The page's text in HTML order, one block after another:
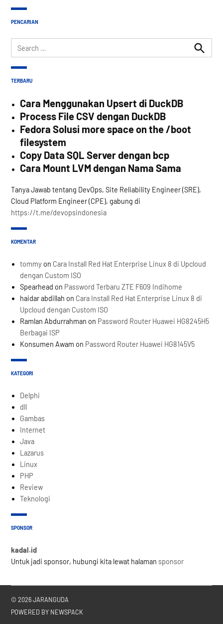
PENCARIAN
Search
for:
Search
TERBARU
Cara Menggunakan Upsert di DuckDB
Process File CSV dengan DuckDB
Fedora Solusi more space on the /boot
filesystem
Copy Data SQL Server dengan bcp
Cara Mount LVM dengan Nama Sama
Tanya Jawab tentang DevOps, Site Reliability Engineer (SRE),
Cloud Platform Engineer (CPE), gabung di
https://t.me/devopsindonesia
KOMENTAR
tommy on Cara Install Red Hat Enterprise Linux 8 di Upcloud
dengan Custom ISO
Spearhead on Password Terbaru ZTE F609 Indihome
haidar abdillah on Cara Install Red Hat Enterprise Linux 8 di
Upcloud dengan Custom ISO
Ramlan Abdurrahman on Password Router Huawei HG8245H5
Berbagai ISP
Konsumen Awam on Password Router Huawei HG8145V5
KATEGORI
Delphi
dll
Gambas
Internet
Java
Lazarus
Linux
PHP
Review
Teknologi
SPONSOR
kadal.id
Untuk jadi sponsor, hubungi kita lewat halaman sponsor
© 2026 JARANGUDA
POWERED BY NEWSPACK